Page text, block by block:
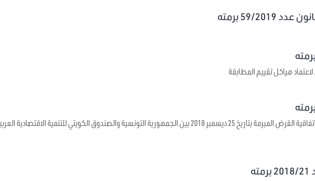
2019 برمته
هياكل تقييم المطابقة
يتعلق بالموافقة على اتفاقية القرض المبرمة بتاريخ 25 ديسمبر 2018 بين الجمهورية التونسية والصندوق الكويتي